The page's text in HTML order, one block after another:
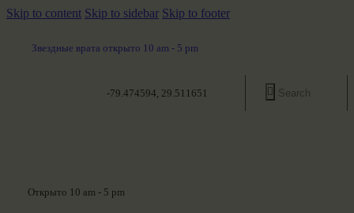
Skip to content Skip to sidebar Skip to footer
Звездные врата открыто 10 am - 5 pm
-79.474594, 29.511651
Открыто 10 am - 5 pm